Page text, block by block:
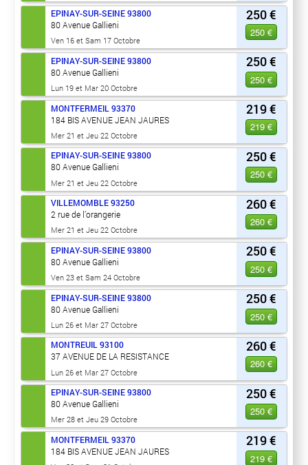
250 €
250 €
EPINAY-SUR-SEINE 93800
80 Avenue Gallieni
Ven 16 et Sam 17 Octobre
250 €
250 €
EPINAY-SUR-SEINE 93800
80 Avenue Gallieni
Lun 19 et Mar 20 Octobre
219 €
219 €
MONTFERMEIL 93370
184 BIS AVENUE JEAN JAURES
Mer 21 et Jeu 22 Octobre
250 €
250 €
EPINAY-SUR-SEINE 93800
80 Avenue Gallieni
Mer 21 et Jeu 22 Octobre
260 €
260 €
VILLEMOMBLE 93250
2 rue de l’orangerie
Mer 21 et Jeu 22 Octobre
250 €
250 €
EPINAY-SUR-SEINE 93800
80 Avenue Gallieni
Ven 23 et Sam 24 Octobre
250 €
250 €
EPINAY-SUR-SEINE 93800
80 Avenue Gallieni
Lun 26 et Mar 27 Octobre
260 €
260 €
MONTREUIL 93100
37 AVENUE DE LA RESISTANCE
Lun 26 et Mar 27 Octobre
250 €
250 €
EPINAY-SUR-SEINE 93800
80 Avenue Gallieni
Mer 28 et Jeu 29 Octobre
219 €
219 €
MONTFERMEIL 93370
184 BIS AVENUE JEAN JAURES